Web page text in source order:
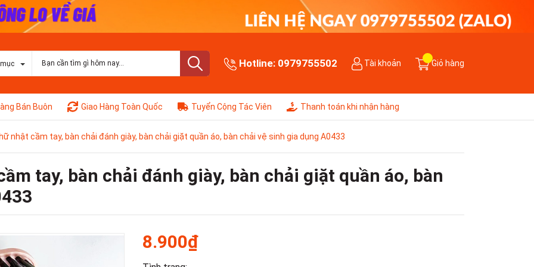
Hotline: 0979755502 Tài khoản Giỏ hàng
Bán Buôn Giao Hàng Toàn Quốc Tuyển Cộng Tác Viên Thanh toán khi nhận hàng
nhật cầm tay, bàn chải đánh giày, bàn chải giặt quần áo, bàn chải vệ sinh gia dụng A0433
tay, bàn chải đánh giày, bàn chải giặt quần áo, bàn
8.900₫